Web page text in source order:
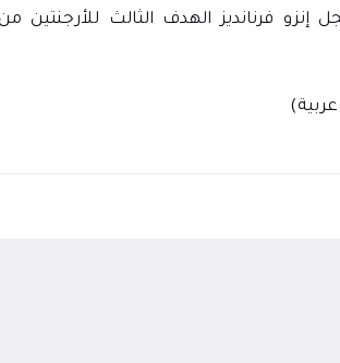
92 سجل إنزو فرنانديز الهدف الثالث